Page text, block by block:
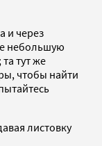
и через
небольшую
тут же
чтобы найти
листовку